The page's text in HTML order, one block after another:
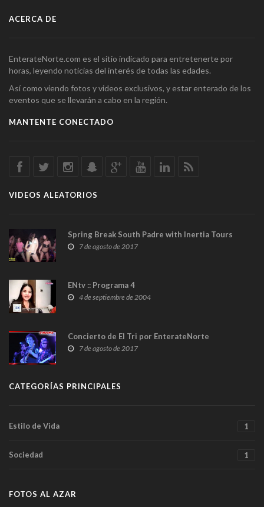
ACERCA DE
EnterateNorte.com es el sitio indicado para entretenerte por
horas, leyendo noticias del interés de todas las edades.
Así como viendo fotos y videos exclusivos, y estar enterado de los
eventos que se llevarán a cabo en la región.
MANTENTE CONECTADO
VIDEOS ALEATORIOS
Spring Break South Padre with Inertia Tours
7 de agosto de 2017
ENtv :: Programa 4
4 de septiembre de 2004
Concierto de El Tri por EnterateNorte
7 de agosto de 2017
CATEGORÍAS PRINCIPALES
Estilo de Vida 1
Sociedad 1
FOTOS AL AZAR